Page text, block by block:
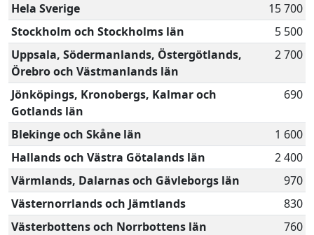
Hela Sverige
15 700
Stockholm och Stockholms län
5 500
Uppsala, Södermanlands, Östergötlands,
Örebro och Västmanlands län
2 700
Jönköpings, Kronobergs, Kalmar och
Gotlands län
690
Blekinge och Skåne län
1 600
Hallands och Västra Götalands län
2 400
Värmlands, Dalarnas och Gävleborgs län
970
Västernorrlands och Jämtlands
830
Västerbottens och Norrbottens län
760